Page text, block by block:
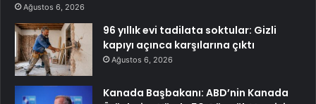
Ağustos 6, 2026
96 yıllık evi tadilata soktular: Gizli
kapıyı açınca karşılarına çıktı
Ağustos 6, 2026
Kanada Başbakanı: ABD’nin Kanada